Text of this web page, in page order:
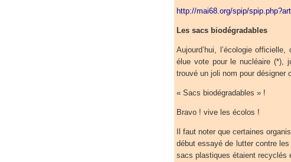
http://mai68.org/spip/
Les sacs biodégradables
Aujourd’hui, l’écologie
élue vote pour le nucléaire (*),
trouvé un joli nom pour désigner
« Sacs biodégradables » !
Bravo ! vive les écolos !
Il faut noter que certaines
début essayé de lutter contre
sacs plastiques étaient recyclés